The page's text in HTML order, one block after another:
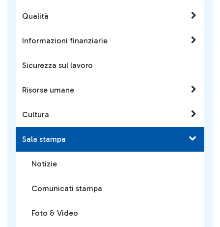
Qualità
Informazioni finanziarie
Sicurezza sul lavoro
Risorse umane
Cultura
Sala stampa
Notizie
Comunicati stampa
Foto & Video